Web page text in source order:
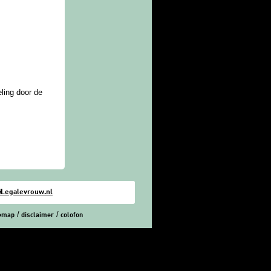
door de
iLegalevrouw.nl
disclaimer colofon